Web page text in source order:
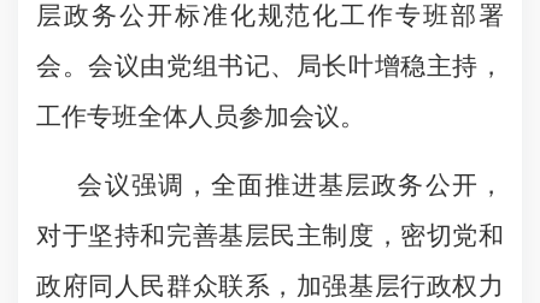
层政务公开标准化规范化工作专班部署
会。会议由党组书记、局长叶增稳主持，
工作专班全体人员参加会议。
会议强调，全面推进基层政务公开，
对于坚持和完善基层民主制度，密切党和
政府同人民群众联系，加强基层行政权力